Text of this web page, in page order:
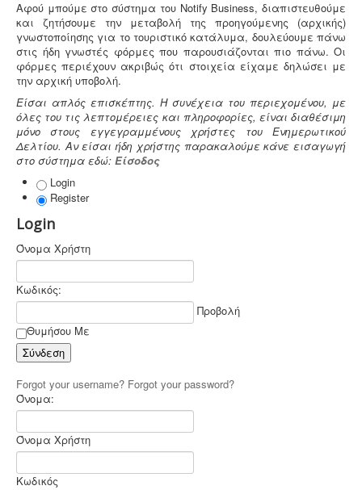
Ανελκυστήρες προσώπων - .Η λειτουργία παλιών
ανελκυστήρων χωρίς στοιχεία νομιμότητας
επιτρέπεται μετά από σύνταξη μελέτης - σχεδιων
ανελκυστήρα, συντήρησης, πιστοποίησης και έκδοσης
βεβαίωσης καταχώρησης στην αρμόδια υπηρεσία.
Αφού μπούμε στο σύστημα του Notify Business, διαπιστευθούμε
και ζητήσουμε την μεταβολή της προηγούμενης (αρχικής)
γνωστοποίησης για το τουριστικό κατάλυμα, δουλεύουμε πάνω
στις ήδη γνωστές φόρμες που παρουσιάζονται πιο πάνω. Οι
φόρμες περιέχουν ακριβώς ότι στοιχεία είχαμε δηλώσει με
την αρχική υποβολή.
Είσαι απλός επισκέπτης. Η συνέχεια του περιεχομένου, με
όλες του τις λεπτομέρειες και πληροφορίες, είναι διαθέσιμη
μόνο στους εγγεγραμμένους χρήστες του Ενημερωτικού
Δελτίου. Αν είσαι ήδη χρήστης παρακαλούμε κάνε εισαγωγή
στο σύστημα εδώ: Είσοδος
Login
Register
Login
Όνομα Χρήστη
Κωδικός:
Προβολή
Θυμήσου Με
Σύνδεση
Forgot your username? Forgot your password?
Όνομα:
Όνομα Χρήστη
Κωδικός